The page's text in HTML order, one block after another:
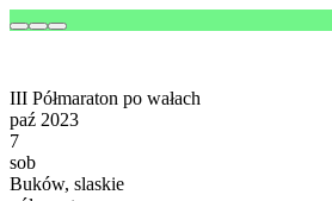
III Półmaraton po wałach
paź 2023
7
sob
Buków, slaskie